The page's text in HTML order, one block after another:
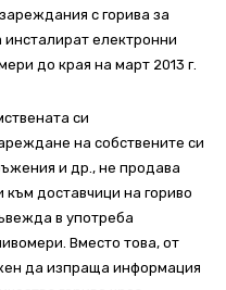
с горива за
електронни
до края на март 2013 г.
си
на собствените си
и др., не продава
доставчици на гориво
в употреба
Вместо това, от
да изпраща информация